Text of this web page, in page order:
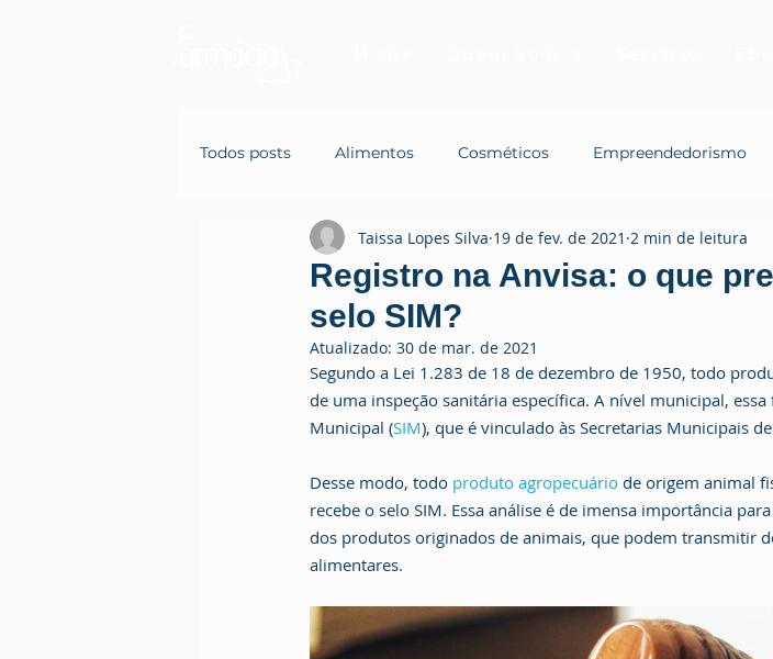
Todos posts Alimentos Cosméticos Empreendedorismo
Registro na Anvisa: o que
selo SIM?
Taissa Lopes Silva 19 de fev. de 2021 2 min de leitura
Atualizado: 30 de mar. de 2021
Segundo a ​Lei 1.283 de 18 de dezembro de 1950, todo
de uma inspeção sanitária específica. A nível municipal,
Municipal (SIM), que é vinculado às Secretarias Municipais
Desse modo, todo produto agropecuário de origem animal
recebe o selo SIM. Essa análise é de imensa importância
dos produtos originados de animais, que podem transmitir
alimentares.